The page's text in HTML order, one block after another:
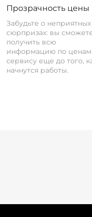
Прозрачность цены
Забудьте о неприятных
сюрпризах: вы
получить всю
информацию по ценам
сервису еще до того,
начнутся работы.